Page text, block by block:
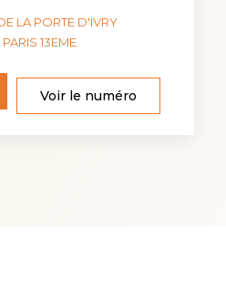
LA PORTE D'IVRY
PARIS 13EME
Voir le numéro